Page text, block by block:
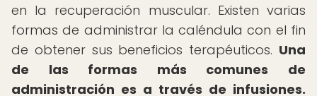
en la recuperación muscular. Existen varias
formas de administrar la caléndula con el fin
de obtener sus beneficios terapéuticos. Una
de las formas más comunes de
administración es a través de infusiones.